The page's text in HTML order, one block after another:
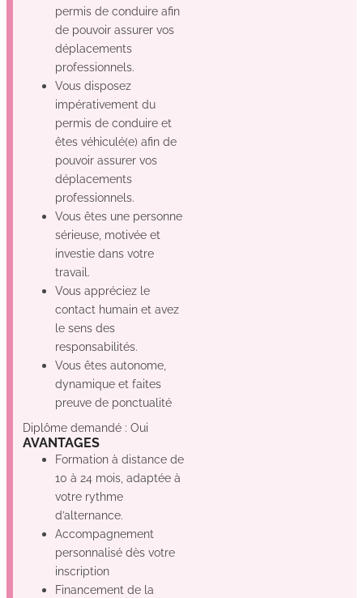
permis de conduire afin
de pouvoir assurer vos
déplacements
professionnels.
Vous disposez
impérativement du
permis de conduire et
êtes véhiculé(e) afin de
pouvoir assurer vos
déplacements
professionnels.
Vous êtes une personne
sérieuse, motivée et
investie dans votre
travail.
Vous appréciez le
contact humain et avez
le sens des
responsabilités.
Vous êtes autonome,
dynamique et faites
preuve de ponctualité
Diplôme demandé : Oui
AVANTAGES
Formation à distance de
10 à 24 mois, adaptée à
votre rythme
d’alternance.
Accompagnement
personnalisé dès votre
inscription
Financement de la